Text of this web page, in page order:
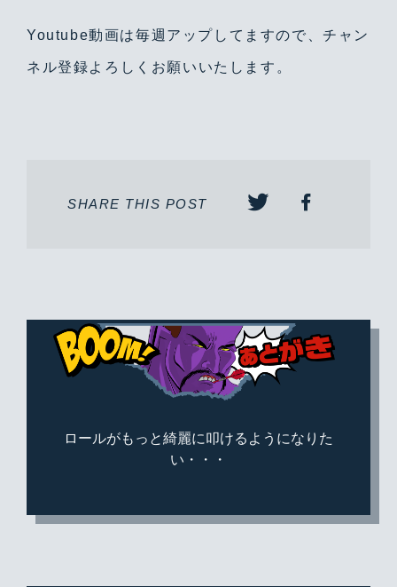
Youtube動画は毎週アップしてますので、チャン
ネル登録よろしくお願いいたします。
SHARE THIS POST
ロールがもっと綺麗に叩けるようになりた
い・・・